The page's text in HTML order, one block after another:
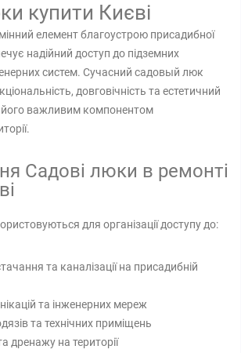
купити Києві
елемент благоустрою присадибної
надійний доступ до підземних
систем. Сучасний садовый люк
довговічність та естетичний
важливим компонентом
Садові люки в ремонті
для організації доступу до:
та каналізації на присадибній
та інженерних мереж
та технічних приміщень
дренажу на території